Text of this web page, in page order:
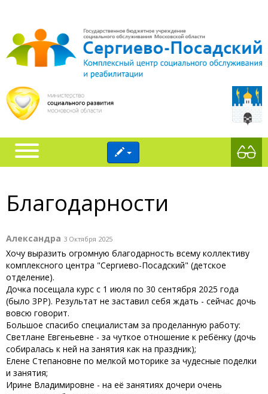
Благодарности
Александра 3 Октября 2025
Хочу выразить огромную благодарность всему коллективу
комплексного центра "Сергиево-Посадский" (детское
отделение).
Дочка посещала курс с 1 июля по 30 сентября 2025 года
(было ЗРР). Результат не заставил себя ждать - сейчас дочь
вовсю говорит.
Большое спасибо специалистам за проделанную работу:
Светлане Евгеньевне - за чуткое отношение к ребёнку (дочь
собиралась к ней на занятия как на праздник);
Елене Степановне по мелкой моторике за чудесные поделки
и занятия;
Ирине Владимировне - на её занятиях дочери очень